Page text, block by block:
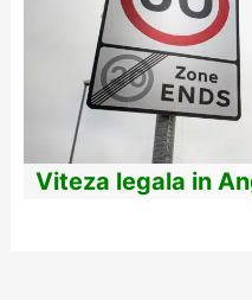
Viteza legala in